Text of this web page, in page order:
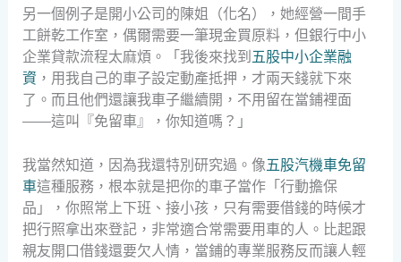
另一個例子是開小公司的陳姐（化名），她經營一間手
工餅乾工作室，偶爾需要一筆現金買原料，但銀行中小
企業貸款流程太麻煩。「我後來找到 五股中小企業融
資 ，用我自己的車子設定動產抵押，才兩天錢就下來
了。而且他們還讓我車子繼續開，不用留在當鋪裡面
——這叫『免留車』，你知道嗎？」
我當然知道，因為我還特別研究過。像五股汽機車免留
車這種服務，根本就是把你的車子當作「行動擔保
品」，你照常上下班、接小孩，只有需要借錢的時候才
把行照拿出來登記，非常適合常需要用車的人。比起跟
親友開口借錢還要欠人情，當鋪的專業服務反而讓人輕